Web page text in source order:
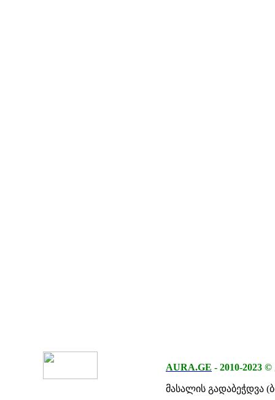
AURA.GE - 2010-2023 ©
მასალის გადაბეჭდვა